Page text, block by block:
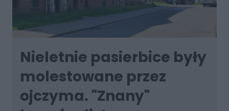
Nieletnie pasierbice były
molestowane przez
ojczyma. "Znany"